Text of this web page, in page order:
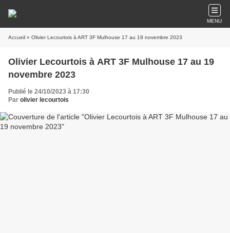
MENU
Accueil » Olivier Lecourtois à ART 3F Mulhouse 17 au 19 novembre 2023
Olivier Lecourtois à ART 3F Mulhouse 17 au 19
novembre 2023
Publié le 24/10/2023 à 17:30
Par olivier lecourtois